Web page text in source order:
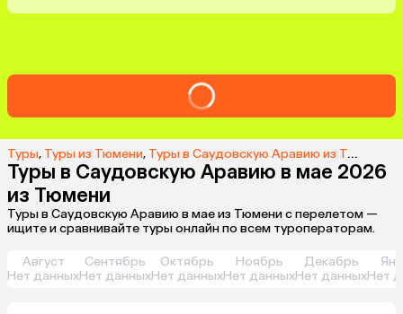
Туры, Туры из Тюмени, Туры в Саудовскую Аравию из Тюмени
Туры в Саудовскую Аравию в мае 2026
из Тюмени
Туры в Саудовскую Аравию в мае из Тюмени с перелетом —
ищите и сравнивайте туры онлайн по всем туроператорам.
Август
Нет данных
Сентябрь
Нет данных
Октябрь
Нет данных
Ноябрь
Нет данных
Декабрь
Нет данныхНет